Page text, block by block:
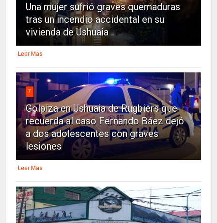
Una mujer sufrió graves quemaduras
tras un incendio accidental en su
vivienda de Ushuaia
Leer Mas
7
Golpiza en Ushuaia de Rugbiers que
recuerda al caso Fernando Báez dejó
a dos adolescentes con graves
lesiones
Leer Mas